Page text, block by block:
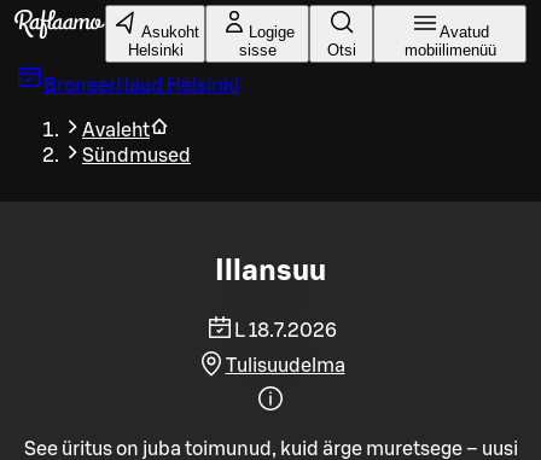
Liigu peamise sisu juurde
Asukoht
Helsinki
Logige
sisse
Otsi
Avatud
mobiilimenüü
Broneeri laud Helsinki
Avaleht
Sündmused
Illansuu
L 18.7.2026
Tulisuudelma
See üritus on juba toimunud, kuid ärge muretsege – uusi